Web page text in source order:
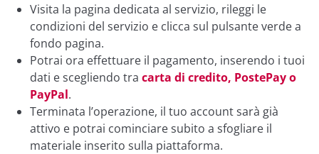
Visita la pagina dedicata al servizio, rileggi le
condizioni del servizio e clicca sul pulsante verde a
fondo pagina.
Potrai ora effettuare il pagamento, inserendo i tuoi
dati e scegliendo tra carta di credito, PostePay o
PayPal.
Terminata l’operazione, il tuo account sarà già
attivo e potrai cominciare subito a sfogliare il
materiale inserito sulla piattaforma.